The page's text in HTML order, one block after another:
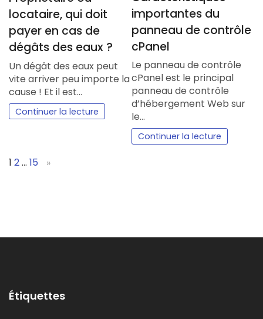
locataire, qui doit
payer en cas de
dégâts des eaux ?
Un dégât des eaux peut
vite arriver peu importe la
cause ! Et il est…
Continuer la lecture
importantes du
panneau de contrôle
cPanel
Le panneau de contrôle
cPanel est le principal
panneau de contrôle
d’hébergement Web sur
le…
Continuer la lecture
Page:
1 2… 15 Next
»
Étiquettes